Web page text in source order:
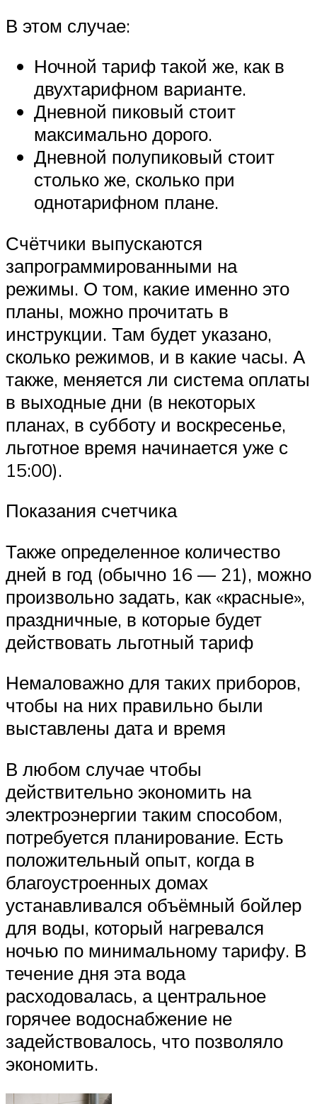
В этом случае:
Ночной тариф такой же, как в
двухтарифном варианте.
Дневной пиковый стоит
максимально дорого.
Дневной полупиковый стоит
столько же, сколько при
однотарифном плане.
Счётчики выпускаются
запрограммированными на
режимы. О том, какие именно это
планы, можно прочитать в
инструкции. Там будет указано,
сколько режимов, и в какие часы. А
также, меняется ли система оплаты
в выходные дни (в некоторых
планах, в субботу и воскресенье,
льготное время начинается уже с
15:00).
Показания счетчика
Также определенное количество
дней в год (обычно 16 — 21), можно
произвольно задать, как «красные»,
праздничные, в которые будет
действовать льготный тариф
Немаловажно для таких приборов,
чтобы на них правильно были
выставлены дата и время
В любом случае чтобы
действительно экономить на
электроэнергии таким способом,
потребуется планирование. Есть
положительный опыт, когда в
благоустроенных домах
устанавливался объёмный бойлер
для воды, который нагревался
ночью по минимальному тарифу. В
течение дня эта вода
расходовалась, а центральное
горячее водоснабжение не
задействовалось, что позволяло
экономить.